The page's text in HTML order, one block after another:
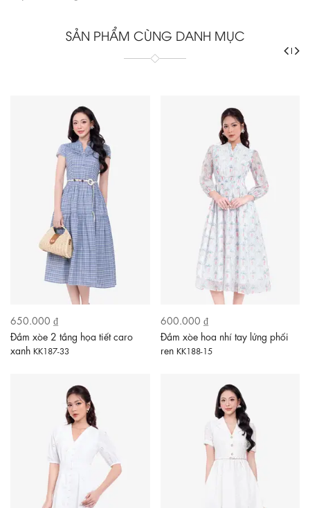
SẢN PHẨM CÙNG DANH MỤC
650.000 ₫
Đầm xòe 2 tầng họa tiết caro
xanh KK187-33
600.000 ₫
Đầm xòe hoa nhí tay lửng phối
ren KK188-15